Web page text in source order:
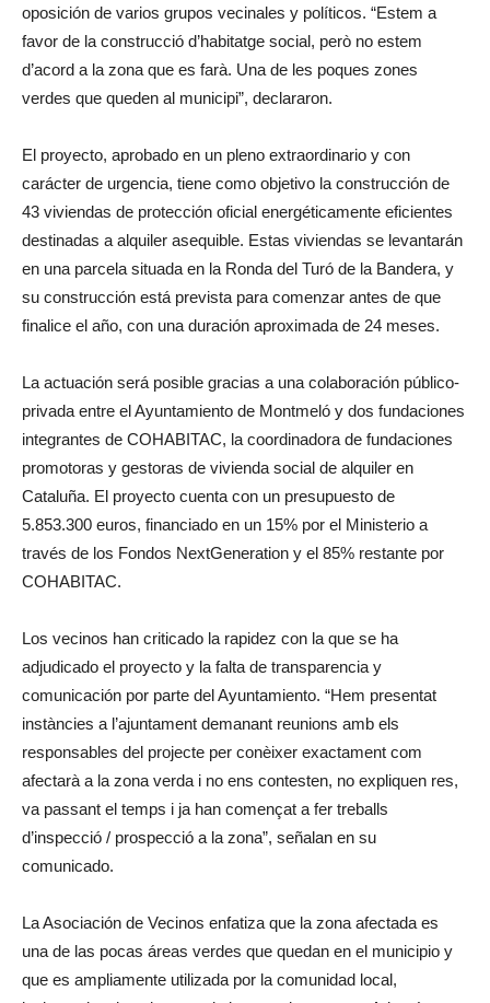
oposición de varios grupos vecinales y políticos. “Estem a
favor de la construcció d’habitatge social, però no estem
d’acord a la zona que es farà. Una de les poques zones
verdes que queden al municipi”, declararon.
El proyecto, aprobado en un pleno extraordinario y con
carácter de urgencia, tiene como objetivo la construcción de
43 viviendas de protección oficial energéticamente eficientes
destinadas a alquiler asequible. Estas viviendas se levantarán
en una parcela situada en la Ronda del Turó de la Bandera, y
su construcción está prevista para comenzar antes de que
finalice el año, con una duración aproximada de 24 meses.
La actuación será posible gracias a una colaboración público-
privada entre el Ayuntamiento de Montmeló y dos fundaciones
integrantes de COHABITAC, la coordinadora de fundaciones
promotoras y gestoras de vivienda social de alquiler en
Cataluña. El proyecto cuenta con un presupuesto de
5.853.300 euros, financiado en un 15% por el Ministerio a
través de los Fondos NextGeneration y el 85% restante por
COHABITAC.
Los vecinos han criticado la rapidez con la que se ha
adjudicado el proyecto y la falta de transparencia y
comunicación por parte del Ayuntamiento. “Hem presentat
instàncies a l’ajuntament demanant reunions amb els
responsables del projecte per conèixer exactament com
afectarà a la zona verda i no ens contesten, no expliquen res,
va passant el temps i ja han començat a fer treballs
d’inspecció / prospecció a la zona”, señalan en su
comunicado.
La Asociación de Vecinos enfatiza que la zona afectada es
una de las pocas áreas verdes que quedan en el municipio y
que es ampliamente utilizada por la comunidad local,